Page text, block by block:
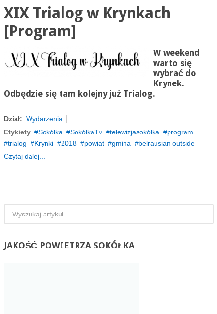
XIX Trialog w Krynkach
[Program]
W weekend
warto się
wybrać do
Krynek.
Odbędzie się tam kolejny już Trialog.
Dział: Wydarzenia
Etykiety
Sokółka SokółkaTv telewizjasokółka
program
trialog
Krynki 2018 powiat gmina
belrausian outside
Czytaj dalej...
JAKOŚĆPOWIETRZA SOKÓŁKA